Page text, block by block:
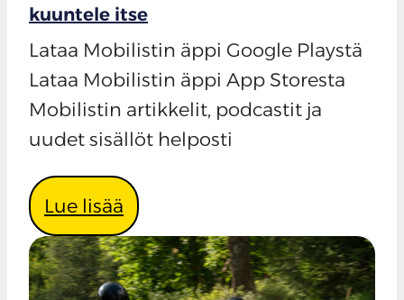
kuuntele itse
Lataa Mobilistin äppi Google Playstä
Lataa Mobilistin äppi App Storesta
Mobilistin artikkelit, podcastit ja
uudet sisällöt helposti
Lue lisää